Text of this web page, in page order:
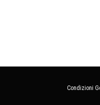
Condizioni